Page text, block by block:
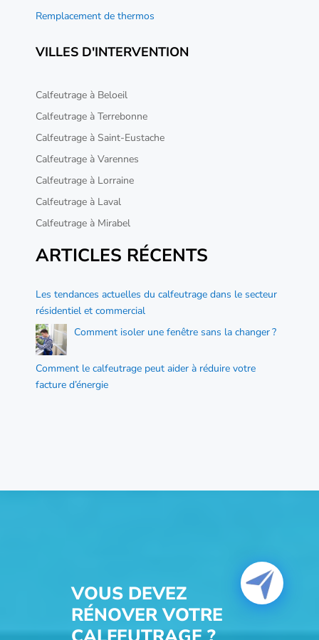
Remplacement de thermos
VILLES D'INTERVENTION
Calfeutrage à Beloeil
Calfeutrage à Terrebonne
Calfeutrage à Saint-Eustache
Calfeutrage à Varennes
Calfeutrage à Lorraine
Calfeutrage à Laval
Calfeutrage à Mirabel
ARTICLES RÉCENTS
Les tendances actuelles du calfeutrage dans le secteur
résidentiel et commercial
Comment isoler une fenêtre sans la changer ?
Comment le calfeutrage peut aider à réduire votre
facture d’énergie
VOUS DEVEZ
RÉNOVER VOTRE